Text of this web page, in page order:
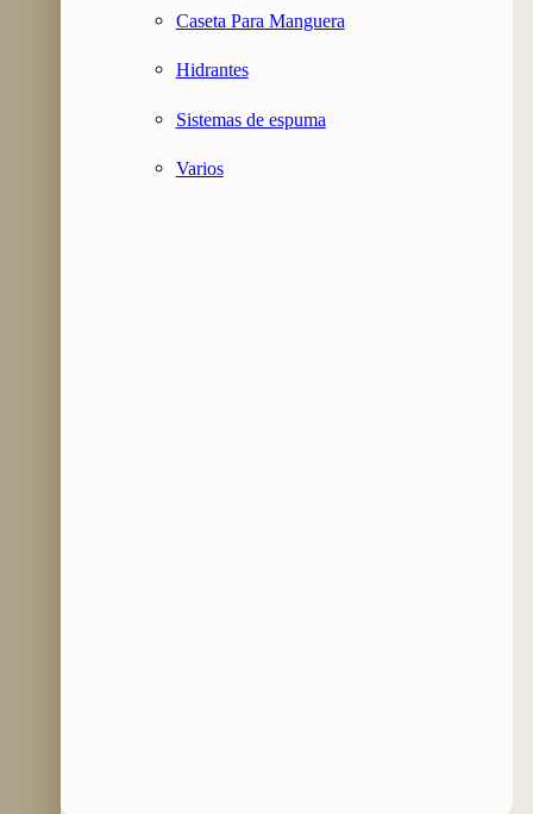
Caseta Para Manguera
Hidrantes
Sistemas de espuma
Varios